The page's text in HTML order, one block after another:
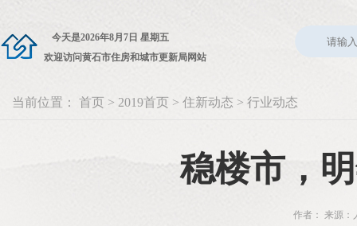
今天是2026年8月7日 星期五
欢迎访问黄石市住房和城市更新局网站
当前位置： 首页 > 2019首页 > 住新动态 > 行业动态
稳楼市，
作者： 来源